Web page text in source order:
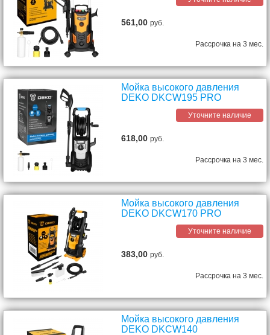
561,00руб.
Рассрочка на 3 мес.
Мойка высокого давления
DEKO DKCW195 PRO
Уточните наличие
618,00руб.
Рассрочка на 3 мес.
Мойка высокого давления
DEKO DKCW170 PRO
Уточните наличие
383,00руб.
Рассрочка на 3 мес.
Мойка высокого давления
DEKO DKCW140